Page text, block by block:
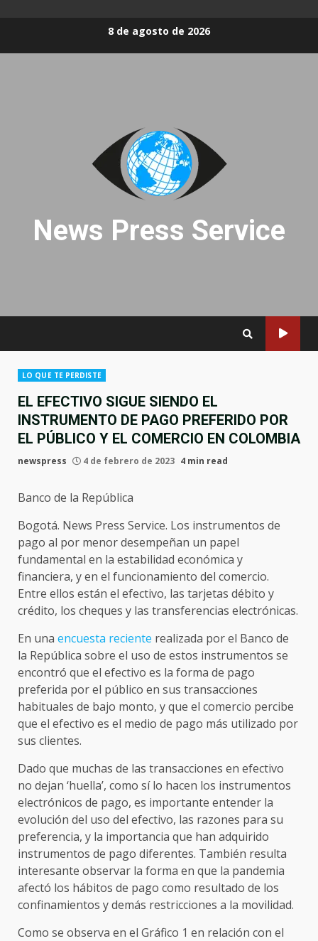
8 de agosto de 2026
News Press Service
LO QUE TE PERDISTE
EL EFECTIVO SIGUE SIENDO EL
INSTRUMENTO DE PAGO PREFERIDO POR
EL PÚBLICO Y EL COMERCIO EN COLOMBIA
newspress 4 de febrero de 2023 4 min read
Banco de la República
Bogotá. News Press Service. Los instrumentos de
pago al por menor desempeñan un papel
fundamental en la estabilidad económica y
financiera, y en el funcionamiento del comercio.
Entre ellos están el efectivo, las tarjetas débito y
crédito, los cheques y las transferencias electrónicas.
En una encuesta reciente realizada por el Banco de
la República sobre el uso de estos instrumentos se
encontró que el efectivo es la forma de pago
preferida por el público en sus transacciones
habituales de bajo monto, y que el comercio percibe
que el efectivo es el medio de pago más utilizado por
sus clientes.
Dado que muchas de las transacciones en efectivo
no dejan ‘huella’, como sí lo hacen los instrumentos
electrónicos de pago, es importante entender la
evolución del uso del efectivo, las razones para su
preferencia, y la importancia que han adquirido
instrumentos de pago diferentes. También resulta
interesante observar la forma en que la pandemia
afectó los hábitos de pago como resultado de los
confinamientos y demás restricciones a la movilidad.
Como se observa en el Gráfico 1 en relación con el